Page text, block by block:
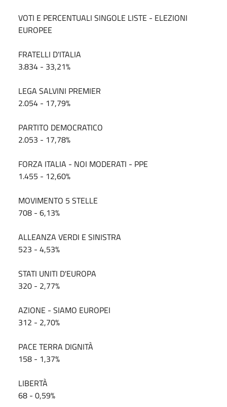
VOTI E PERCENTUALI SINGOLE LISTE - ELEZIONI
EUROPEE
FRATELLI D'ITALIA
3.834 - 33,21%
LEGA SALVINI PREMIER
2.054 - 17,79%
PARTITO DEMOCRATICO
2.053 - 17,78%
FORZA ITALIA - NOI MODERATI - PPE
1.455 - 12,60%
MOVIMENTO 5 STELLE
708 - 6,13%
ALLEANZA VERDI E SINISTRA
523 - 4,53%
STATI UNITI D'EUROPA
320 - 2,77%
AZIONE - SIAMO EUROPEI
312 - 2,70%
PACE TERRA DIGNITÀ
158 - 1,37%
LIBERTÀ
68 - 0,59%